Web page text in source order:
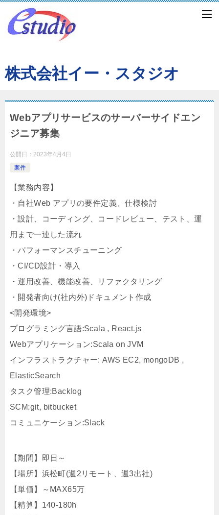
株式会社イー・スタジオ
Webアプリサービスのサーバーサイドエン
ジニア募集
公開日： 2023年4月4日
案件
【業務内容】
・自社Web アプリの要件定義、仕様検討
・設計、コーディング、コードレビュー、テスト、運
用まで一連した流れ
・パフォーマンスチューニング
・CI/CD設計・導入
・運用改善、機能改善、リファクタリング
・開発者向け(社内外)ドキュメント作成
<開発環境>
プログラミング言語:Scala , React.js
Webアプリケーション:Scala on JVM
インフラストラクチャー: AWS EC2, mongoDB ,
ElasticSearch
タスク管理:Backlog
SCM:git, bitbucket
コミュニケーション:Slack
【期間】即日～
【場所】浜松町(週2リモート、週3出社)
【単価】～MAX65万
【精算】140-180h